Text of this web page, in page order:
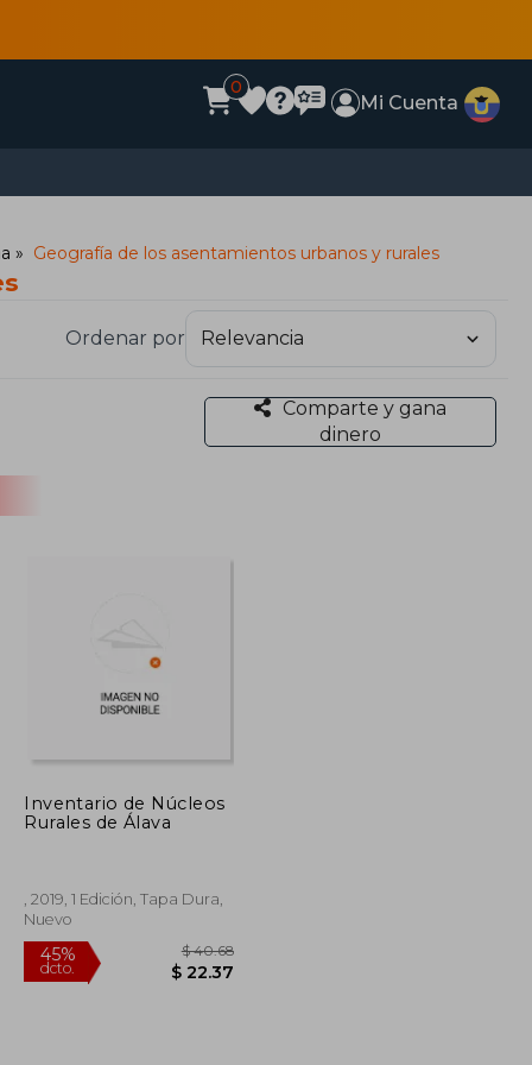
0
Mi Cuenta
Geografía de los asentamientos urbanos y rurales
Ordenar por
Comparte y gana
dinero
Inventario de Núcleos
Rurales de Álava
, 2019, 1 Edición, Tapa Dura,
Nuevo